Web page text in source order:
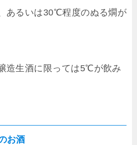
あるいは30℃程度のぬる燗が
造生酒に限っては5℃が飲み
お酒